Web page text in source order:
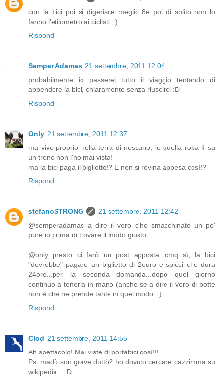
con la bici poi si digerisce meglio 8e poi di solito non lo
fanno l'etilometro ai ciclisti...)
Rispondi
Semper Adamas 21 settembre, 2011 12:04
probabilmente io passerei tutto il viaggio tentando di
appendere la bici, chiaramente senza riuscirci :D
Rispondi
Only 21 settembre, 2011 12:37
ma vivo proprio nella terra di nessuno, io quella roba lì su
un treno non l'ho mai vista!
ma la bici paga il biglietto!? E non si rovina appesa così!?
Rispondi
stefanoSTRONG
21 settembre, 2011 12:42
@semperadamas a dire il vero c'ho smacchinato un po'
pure io prima di trovare il modo giusto...
@only presto ci farò un post apposta...cmq sì, la bici
"dovrebbe" pagare un biglietto di 2euro e spicci che dura
24ore...per la seconda domanda...dopo quel giorno
continuo a tenerla in mano (anche se a dire il vero di botte
non è che ne prende tante in quel modo...)
Rispondi
Clod 21 settembre, 2011 14:55
Ah spettacolo! Mai viste di portabici così!!!
Ps. madò son grave dottò? ho dovuto cercare cazzimma su
wikipedia... :D